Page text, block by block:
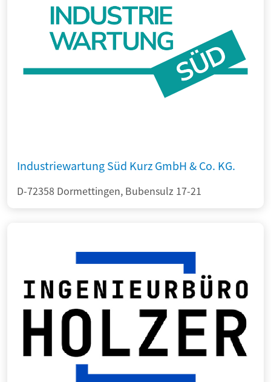
Industriewartung Süd Kurz GmbH & Co. KG.
D-72358 Dormettingen, Bubensulz 17-21